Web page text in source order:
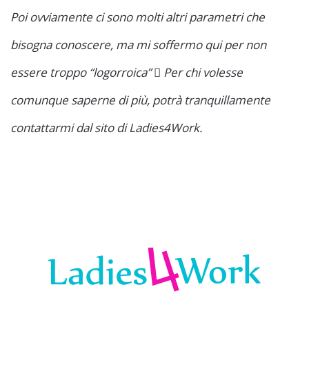
Poi ovviamente ci sono molti altri parametri che
bisogna conoscere, ma mi soffermo qui per non
essere troppo “logorroica”  Per chi volesse
comunque saperne di più, potrà tranquillamente
contattarmi dal sito di Ladies4Work.